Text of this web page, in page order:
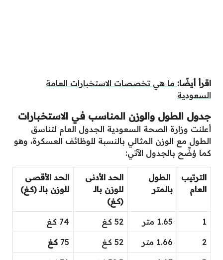
اقرأ أيضًا: ما هي تخصصات الاستخبارات العامة
السعودية
جدول الطول والوزن المناسب في الاستخبارات
أعلنت وزارة الصحة السعودية الجدول العام لتناسق
الطول مع الوزن المثالي بالنسبة للوظائف العسكرة، وهو
كما وُضِّح بالجدول الآتي:
الترتيب
العام
الطول
بالمتر
الحد الأدنى
للوزن بالـ
(كــغ)
الحد الأقصى
للوزن بالـ (كــغ)
1 1.65 متر 52 كــغ 74 كــغ
2 1.66 متر 52 كــغ 75 كــغ